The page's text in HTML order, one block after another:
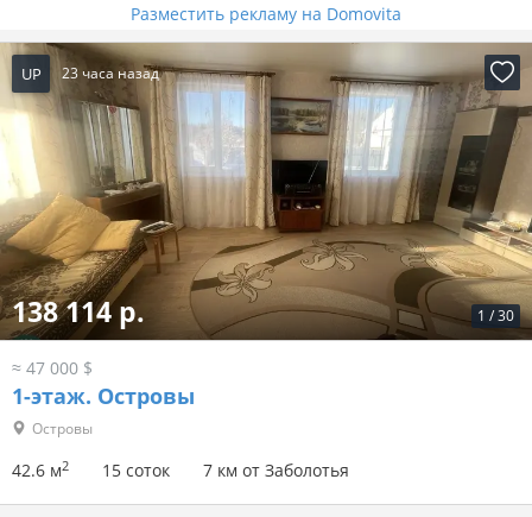
Разместить рекламу на Domovita
UP 23 часа назад
1 /30
138 114 р.
≈ 47 000 $
1-этаж. Островы
Островы
42.6 м2 15 соток 7 км от Заболотья